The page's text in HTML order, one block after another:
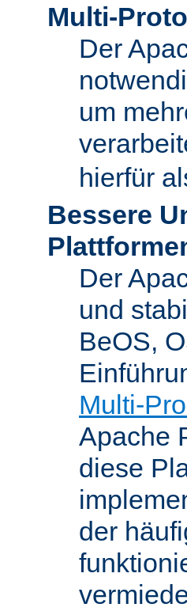
Multi-
Der
um
hierfür
Bessere
Der
und
BeOS,
Multi-
Apache
diese
der